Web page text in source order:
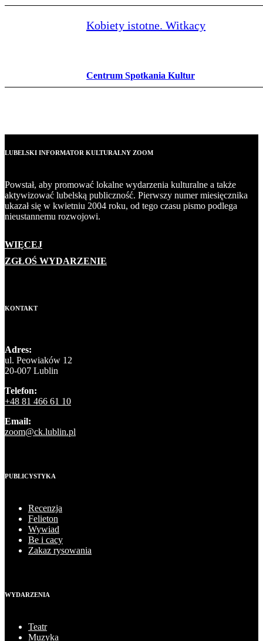
Kobiety istotne. Witkacy
Centrum Spotkania Kultur
LUBELSKI INFORMATOR KULTURALNY ZOOM
Powstał, aby promować lokalne wydarzenia kulturalne a także
aktywizować lubelską publiczność. Pierwszy numer miesięcznika
ukazał się w kwietniu 2004 roku, od tego czasu pismo podlega
nieustannemu rozwojowi.
WIĘCEJ
ZGŁOŚ WYDARZENIE
KONTAKT
Adres:
ul. Peowiaków 12
20-007 Lublin
Telefon:
+48 81 466 61 10
Email:
zoom@ck.lublin.pl
PUBLICYSTYKA
Recenzja
Felieton
Wywiad
Be i cacy
Zakaz rysowania
WYDARZENIA
Teatr
Muzyka